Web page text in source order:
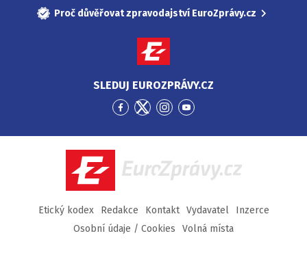
Proč důvěřovat zpravodajství EuroZprávy.cz
SLEDUJ EUROZPRÁVY.CZ
Přejít
Facebook
Přejít
Twitter
Přejít
Instagram
Přejít
YouTube
EuroZprávy.cz
Etický kodex Redakce Kontakt Vydavatel
Inzerce
Osobní údaje / Cookies
Volná místa